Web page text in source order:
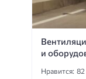
и
Нравится: 82